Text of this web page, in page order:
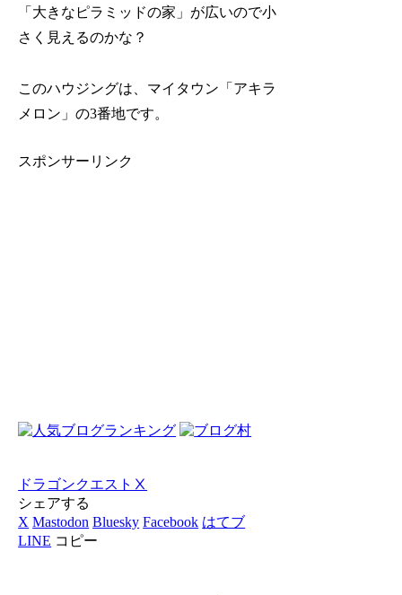
「大きなピラミッドの家」が広いので小
さく見えるのかな？
このハウジングは、マイタウン「アキラ
メロン」の3番地です。
スポンサーリンク
ドラゴンクエストⅩ
シェアする
X Mastodon Bluesky Facebook はてブ
LINE コピー